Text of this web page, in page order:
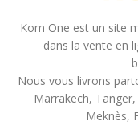
Kom One est un site
dans la vente en
Nous vous livrons
Marrakech,
Meknès,